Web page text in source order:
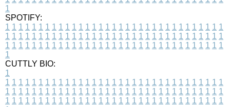
1
SPOTIFY:
1 1 1 1 1 1 1 1 1 1 1 1 1 1 1 1 1 1 1 1 1 1 1 1 1 1 1 1 1 1 1 1 1
1 1 1 1 1 1 1 1 1 1 1 1 1 1 1 1 1 1 1 1 1 1 1 1 1 1 1 1 1 1 1 1 1
1 1 1 1 1 1 1 1 1 1 1 1 1 1 1 1 1 1 1 1 1 1 1 1 1 1 1 1 1 1 1 1 1
1
CUTTLY BIO:
1
1 1 1 1 1 1 1 1 1 1 1 1 1 1 1 1 1 1 1 1 1 1 1 1 1 1 1 1 1 1 1 1 1
1 1 1 1 1 1 1 1 1 1 1 1 1 1 1 1 1 1 1 1 1 1 1 1 1 1 1 1 1 1 1 1 1
1 1 1 1 1 1 1 1 1 1 1 1 1 1 1 1 1 1 1 1 1 1 1 1 1 1 1 1 1 1 1 1 1